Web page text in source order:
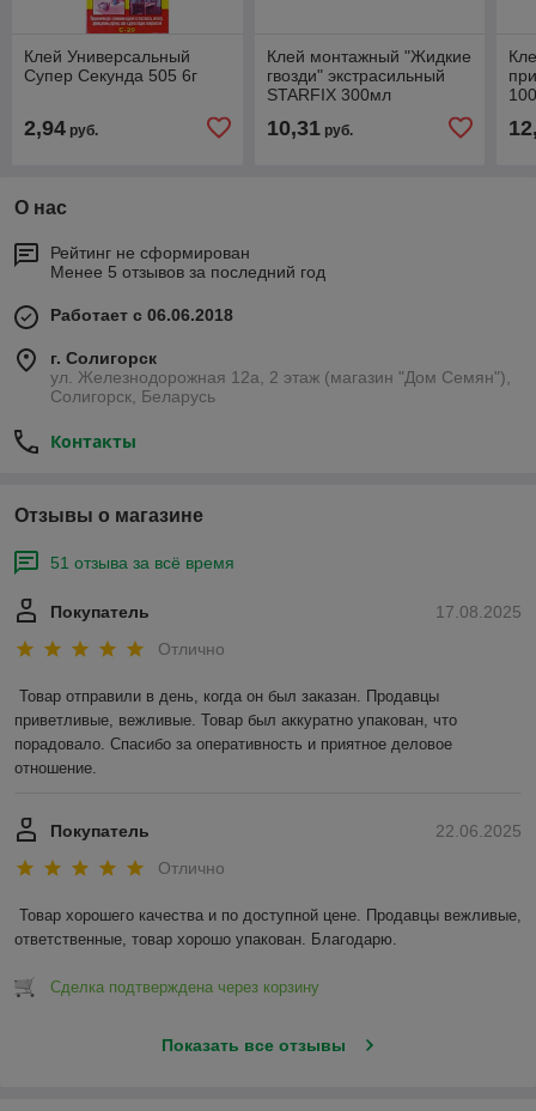
Клей Универсальный
Супер Секунда 505 6г
2,94 руб.
Клей монтажный "Жидкие
гвозди" экстрасильный
STARFIX 300мл
10,31руб.
О нас
Рейтинг не сформирован
Менее 5 отзывов за последний год
Работает с 06.06.2018
г. Солигорск
ул. Железнодорожная 12а, 2 этаж (магазин "Дом Семян"),
Солигорск, Беларусь
Контакты
Отзывы о магазине
51 отзыва за всё время
17.08.2025
Покупатель
Отлично
Товар отправили в день, когда он был заказан. Продавцы
приветливые, вежливые. Товар был аккуратно упакован, что
порадовало. Спасибо за оперативность и приятное деловое
отношение.
22.06.2025
Покупатель
Отлично
Товар хорошего качества и по доступной цене. Продавцы вежливые,
ответственные, товар хорошо упакован. Благодарю.
Сделка подтверждена через корзину
Показать все отзывы